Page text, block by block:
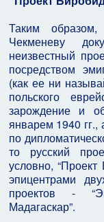
Таким
Чекменеву
неизвестный
посредством
(как ее ни
польского
зарождение и
январем 1940
по
то русский
условно,
эпицентрами
проектов -
Мадагаскар”.